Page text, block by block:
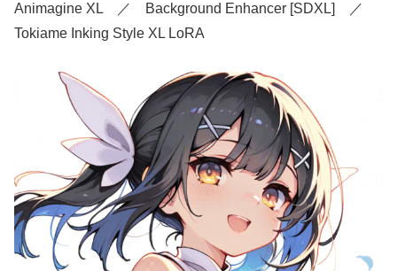
Animagine XL ／ Background Enhancer [SDXL] ／
Tokiame Inking Style XL LoRA